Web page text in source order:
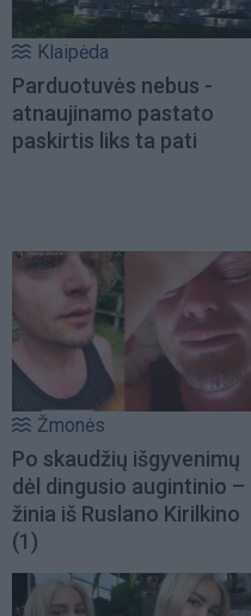
Klaipėda
Parduotuvės nebus -
atnaujinamo pastato
paskirtis liks ta pati
Žmonės
Po skaudžių išgyvenimų
dėl dingusio augintinio –
žinia iš Ruslano Kirilkino
(1)